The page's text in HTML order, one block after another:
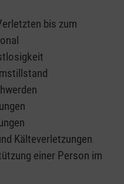
bis zum
Kälteverletzungen
einer Person im